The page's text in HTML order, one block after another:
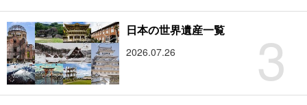
3
日本の世界遺産一覧
2026.07.26